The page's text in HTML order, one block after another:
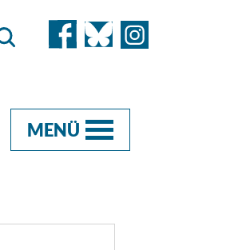
MENÜ